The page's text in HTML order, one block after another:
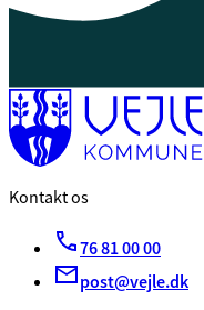
Kontakt os
76 81 00 00
post@vejle.dk